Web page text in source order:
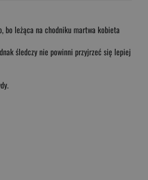
bo leżąca na chodniku martwa kobieta
śledczy nie powinni przyjrzeć się lepiej